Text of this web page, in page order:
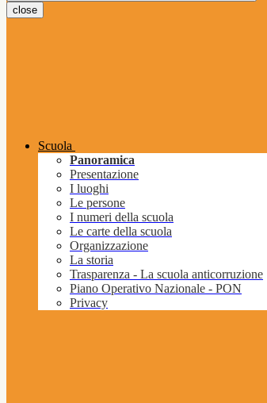
close
Scuola
Panoramica
Presentazione
I luoghi
Le persone
I numeri della scuola
Le carte della scuola
Organizzazione
La storia
Trasparenza - La scuola anticorruzione
Piano Operativo Nazionale - PON
Privacy